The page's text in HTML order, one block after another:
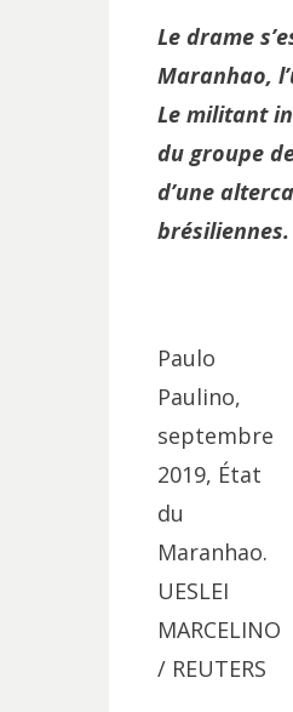
Le drame
Maranhao,
Le militant
du groupe
d’une
brésiliennes.
Paulo
Paulino,
septembre
2019, État
du
Maranhao.
UESLEI
MARCELINO
/ REUTERS